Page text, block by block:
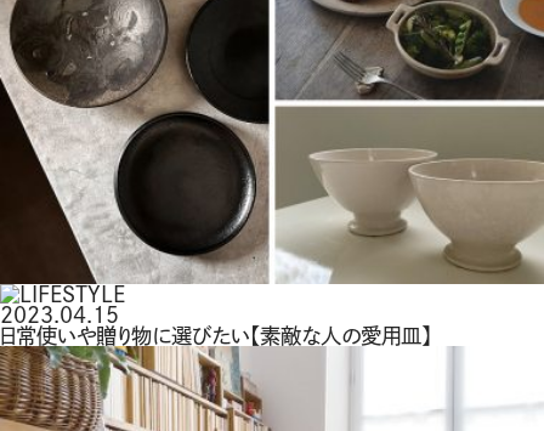
2023.04.15
日常使いや贈り物に選びたい【素敵な人の愛用皿】